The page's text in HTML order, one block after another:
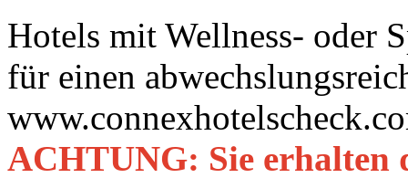
Hotels mit Wellness- oder
für einen
ACHTUNG: Sie erhalten